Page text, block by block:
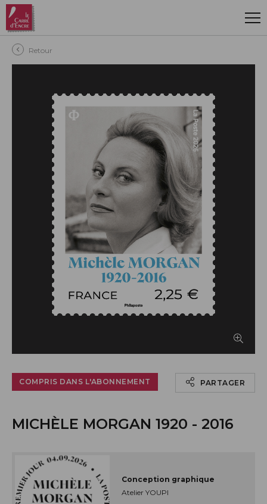
Aller au contenu principal
Retour
COMPRIS DANS L'ABONNEMENT PARTAGER
MICHÈLE MORGAN 1920 - 2016
Conception graphique
Atelier YOUPI